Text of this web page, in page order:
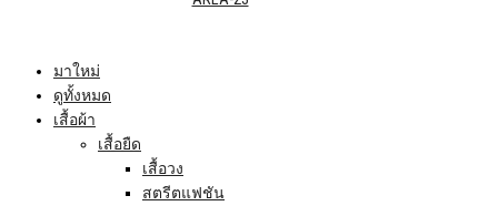
มาใหม่
ดูทั้งหมด
เสื้อผ้า
เสื้อยืด
เสื้อวง
สตรีตแฟชัน